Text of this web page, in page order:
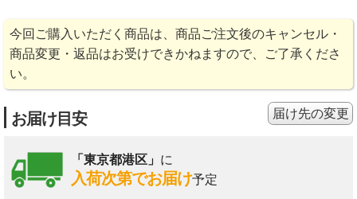
今回ご購入いただく商品は、商品ご注文後のキャンセル・
商品変更・返品はお受けできかねますので、ご了承くださ
い。
お届け目安
「東京都港区」 に
入荷次第でお届け予定
届け先の変更